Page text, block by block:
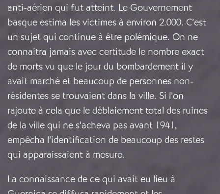
anti-aérien qui fut atteint. Le Gouvernement
basque estima les victimes à environ 2.000. C’est
un sujet qui continue à être polémique. On ne
connaîtra jamais avec certitude le nombre exact
de morts vu que le jour du bombardement il y
avait marché et beaucoup de personnes non-
résidentes se trouvaient dans la ville. Si l’on
rajoute à cela que le déblaiement total des ruines
de la ville qui ne s’acheva pas avant 1941,
empêcha l’identification de beaucoup des restes
qui apparaissaient à mesure.
La connaissance de ce qui avait eu lieu à